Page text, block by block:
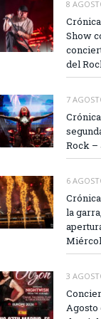
8
Show
del
7
Rock –
6
la
3
Agosto